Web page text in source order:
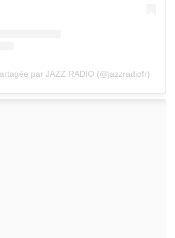
par JAZZ RADIO (@jazzradiofr)